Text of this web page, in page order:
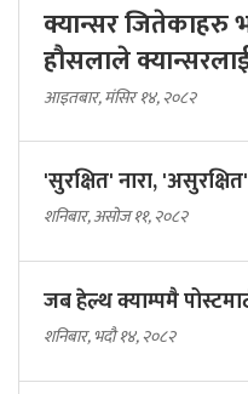
क्यान्सर जितेकाहरु
हौसलाले
आइतबार, मंसिर १४, २०८२
'सुरक्षित' नारा,
शनिबार, असोज ११, २०८२
जब हेल्थ क्याम्पमै
शनिबार, भदौ १४, २०८२